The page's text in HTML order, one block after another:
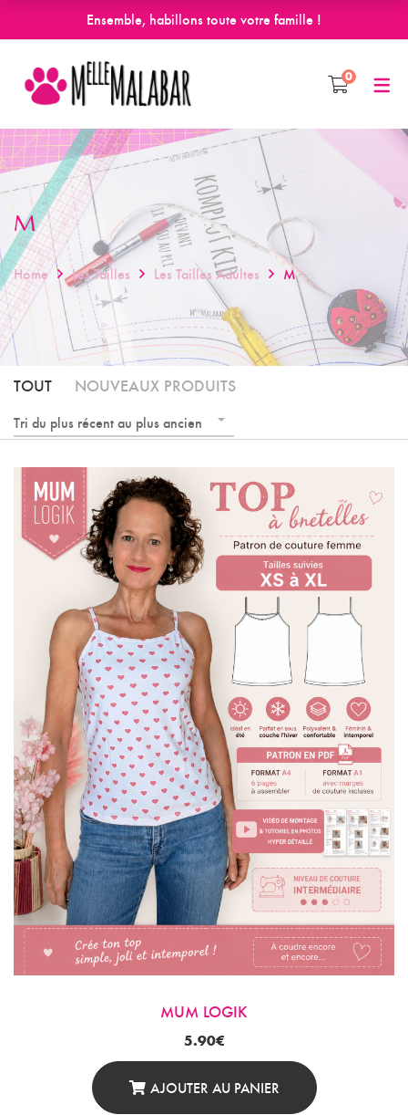
Ensemble, habillons toute votre famille !
0
M
Home Les Tailles Les Tailles Adultes M
TOUT NOUVEAUX PRODUITS
Tri du plus récent au plus ancien
MUM LOGIK
5.90€
AJOUTER AU PANIER